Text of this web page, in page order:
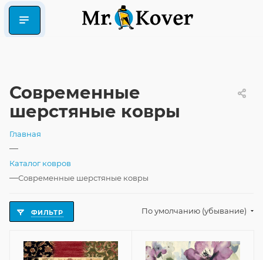
Современные
шерстяные ковры
Главная
—
Каталог ковров
—Современные шерстяные ковры
ФИЛЬТР По умолчанию (убывание)